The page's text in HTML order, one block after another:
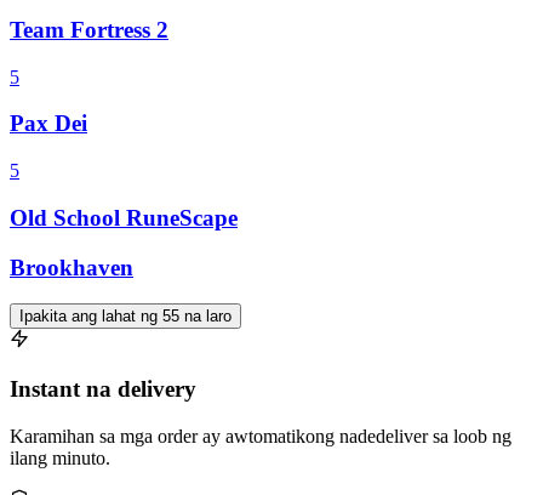
Team Fortress 2
5
Pax Dei
5
Old School RuneScape
Brookhaven
Ipakita ang lahat ng 55 na laro
Instant na delivery
Karamihan sa mga order ay awtomatikong nadedeliver sa loob ng
ilang minuto.